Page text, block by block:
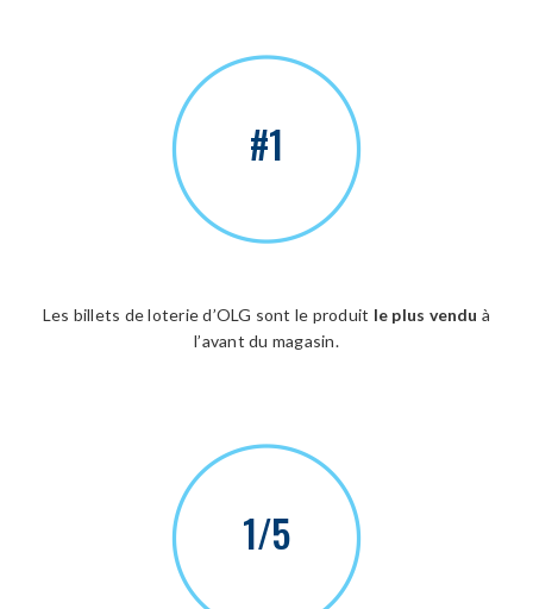
#1
Les billets de loterie d’OLG sont le produit le plus vendu à
l’avant du magasin.
1/5